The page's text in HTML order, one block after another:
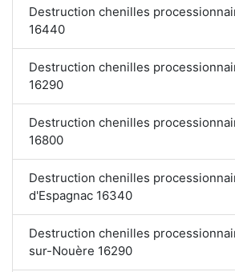
Destruction chenilles
16440
Destruction chenilles
16290
Destruction chenilles
16800
Destruction chenilles
d'Espagnac 16340
Destruction chenilles
sur-Nouère 16290